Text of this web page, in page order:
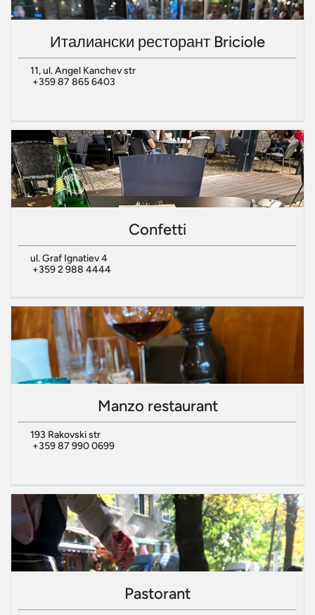
Италиански ресторант Briciole
11, ul. Angel Kanchev str
+359 87 865 6403
Confetti
ul. Graf Ignatiev 4
+359 2 988 4444
Manzo restaurant
193 Rakovski str
+359 87 990 0699
Pastorant